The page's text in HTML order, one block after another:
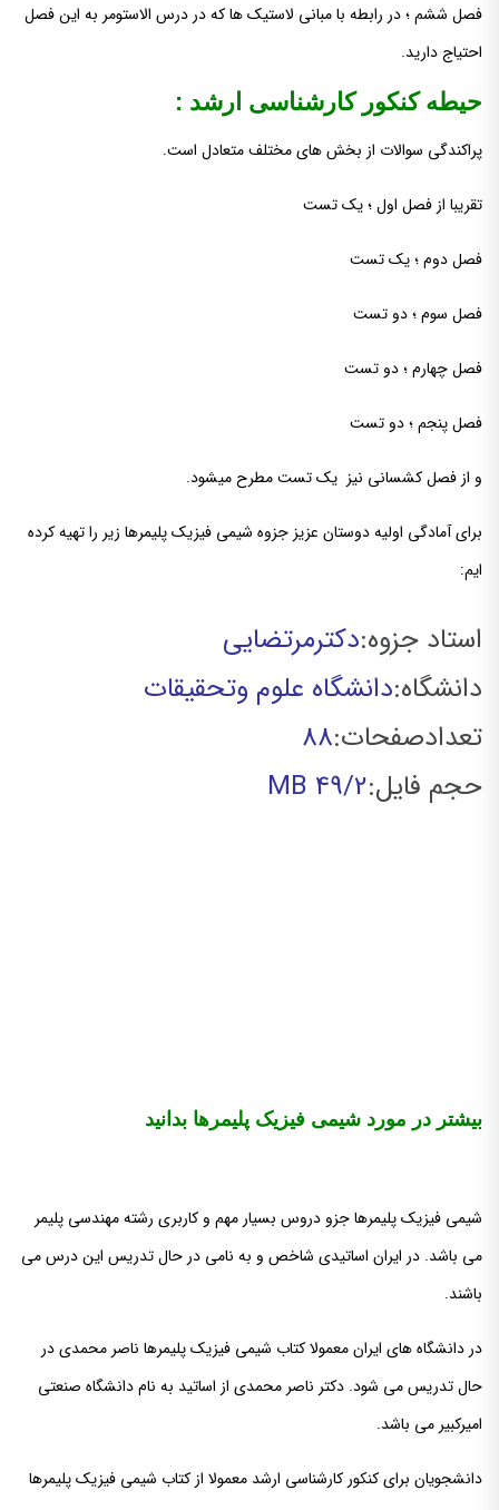
فصل ششم ؛ در رابطه با مبانی لاستیک ها که در درس الاستومر به این فصل
احتیاج دارید.
حیطه کنکور کارشناسی ارشد :
پراکندگی سوالات از بخش های مختلف متعادل است.
تقریبا از فصل اول ؛ یک تست
فصل دوم ؛ یک تست
فصل سوم ؛ دو تست
فصل چهارم ؛ دو تست
فصل پنجم ؛ دو تست
و از فصل کشسانی نیز یک تست مطرح میشود.
برای آمادگی اولیه دوستان عزیز جزوه شیمی فیزیک پلیمرها زیر را تهیه کرده
ایم:
استاد جزوه:دکترمرتضایی
دانشگاه:دانشگاه علوم وتحقیقات
تعدادصفحات:88
حجم فایل:49/2 MB
بیشتر در مورد شیمی فیزیک پلیمرها بدانید
شیمی فیزیک پلیمرها جزو دروس بسیار مهم و کاربری رشته مهندسی پلیمر
می باشد. در ایران اساتیدی شاخص و به نامی در حال تدریس این درس می
باشند.
در دانشگاه های ایران معمولا کتاب شیمی فیزیک پلیمرها ناصر محمدی در
حال تدریس می شود. دکتر ناصر محمدی از اساتید به نام دانشگاه صنعتی
امیرکبیر می باشد.
دانشجویان برای کنکور کارشناسی ارشد معمولا از کتاب شیمی فیزیک پلیمرها